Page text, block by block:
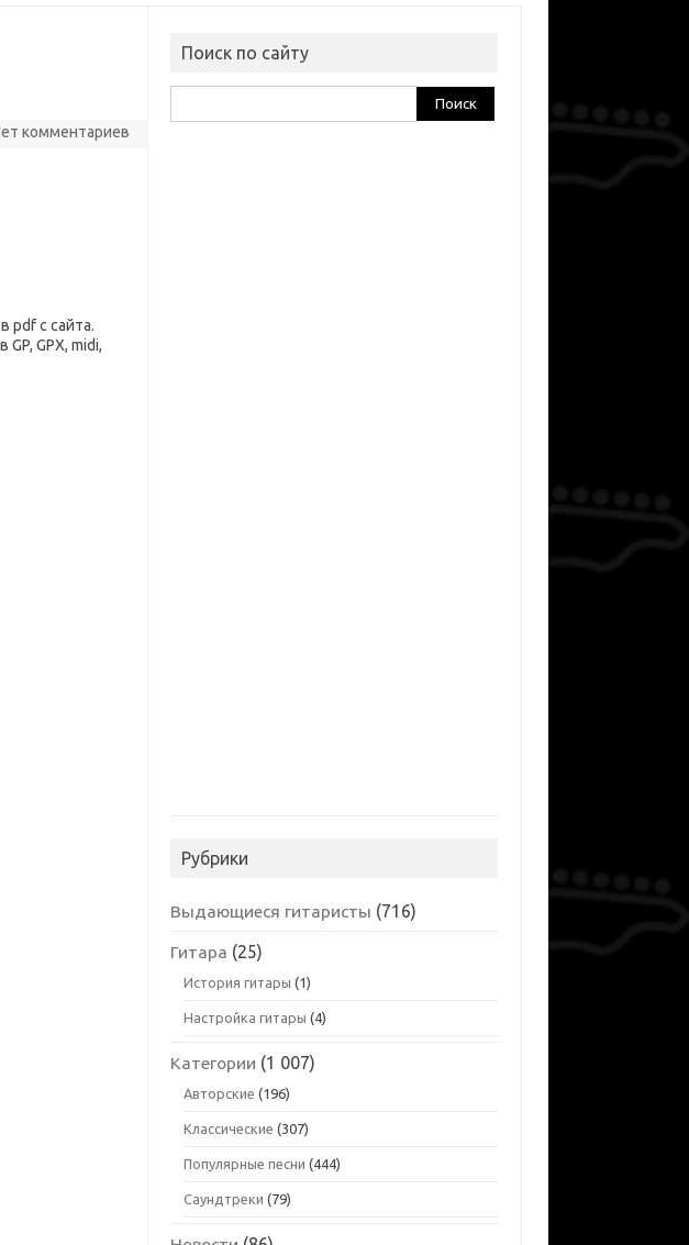
комментариев
pdf с сайта.
GPX, midi,
Поиск по сайту
Рубрики
Выдающиеся гитаристы (716)
Гитара (25)
История гитары (1)
Настройка гитары (4)
Категории (1 007)
Авторские (196)
Классические (307)
Популярные песни (444)
Саундтреки (79)